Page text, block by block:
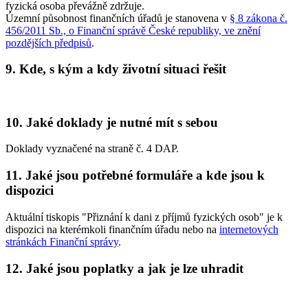
fyzická osoba převážně zdržuje.
Územní působnost finančních úřadů je stanovena v § 8 zákona č.
456/2011 Sb., o Finanční správě České republiky, ve znění
pozdějších předpisů.
9. Kde, s kým a kdy životní situaci řešit
10. Jaké doklady je nutné mít s sebou
Doklady vyznačené na straně č. 4 DAP.
11. Jaké jsou potřebné formuláře a kde jsou k
dispozici
Aktuální tiskopis "Přiznání k dani z příjmů fyzických osob" je k
dispozici na kterémkoli finančním úřadu nebo na internetových
stránkách Finanční správy.
12. Jaké jsou poplatky a jak je lze uhradit